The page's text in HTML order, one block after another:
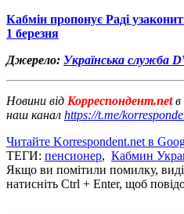
Кабмін пропонує Раді
1 березня
Джерело: Українська служба
Новини від Корреспондент.netв
наш канал https://t.me/
Читайте Korrespondent.net в
ТЕГИ: пенсионер, Кабмин
Якщо ви помітили помилку,
натисніть Ctrl + Enter, щоб